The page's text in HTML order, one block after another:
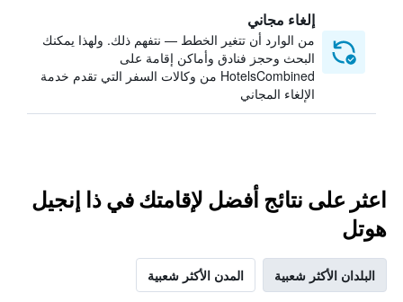
إلغاء مجاني
من الوارد أن تتغير الخطط — نتفهم ذلك. ولهذا يمكنك
البحث وحجز فنادق وأماكن إقامة على
HotelsCombined من وكالات السفر التي تقدم خدمة
الإلغاء المجاني
اعثر على نتائج أفضل لإقامتك في ذا إنجيل
هوتل
البلدان الأكثر شعبية المدن الأكثر شعبية